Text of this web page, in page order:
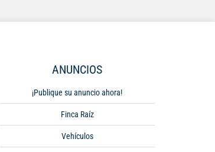
ANUNCIOS
¡Publique su anuncio ahora!
Finca Raíz
Vehículos